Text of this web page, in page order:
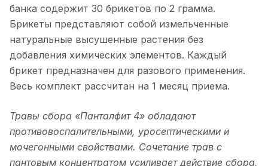
банка содержит 30 брикетов по 2 грамма.
Брикеты представляют собой измельченные
натуральные высушенные растения без
добавления химических элементов. Каждый
брикет предназначен для разового применения.
Весь комплект рассчитан на 1 месяц приема.
Травы сбора «Панталфит 4» обладают
противовоспалительными, уросептическими и
мочегонными свойствами. Сочетание трав с
пантовым концентратом усиливает действие сбора,